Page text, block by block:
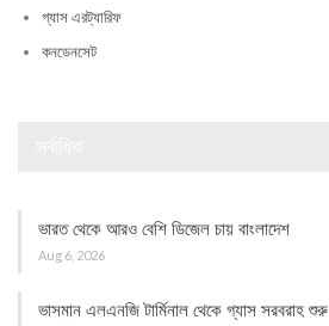
গ্যাস এরট্যারিফ
কনডেনসেট
ভারত থেকে আরও বেশি ডিজেল চায় বাংলাদেশ
Aug 6, 2026
ভাসমান এলএনজি টার্মিনাল থেকে গ্যাস সরবরাহ শুরু